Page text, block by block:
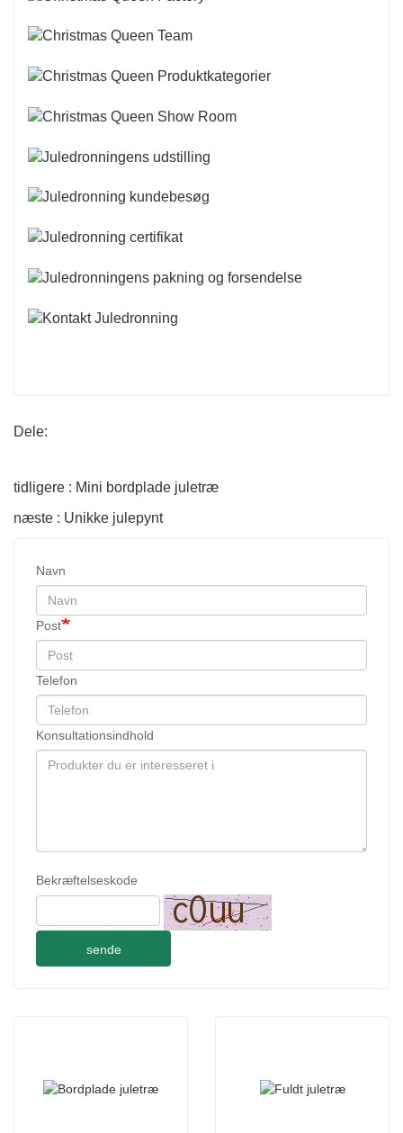
Dele:
tidligere : Mini bordplade juletræ
næste : Unikke julepynt
Navn
Post
Telefon
Konsultationsindhold
Bekræftelseskode
sende